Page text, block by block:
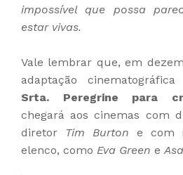
impossível que possa
estar vivas.
Vale lembrar que, em
adaptação
Srta. Peregrine para
chegará aos cinemas com
diretor
Tim Burton e com
elenco, como Eva Green e